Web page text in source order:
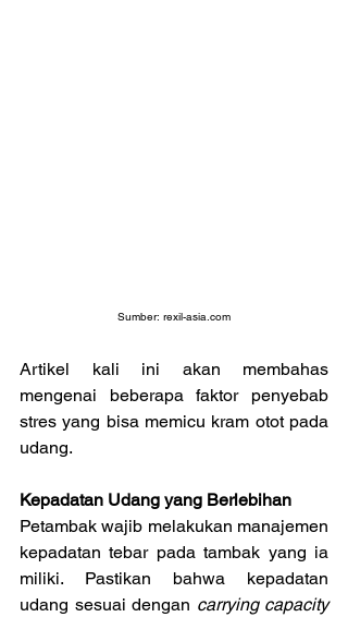
Sumber: rexil-asia.com
Artikel kali ini akan membahas
mengenai beberapa faktor penyebab
stres yang bisa memicu kram otot pada
udang.
Kepadatan Udang yang Berlebihan
Petambak wajib melakukan manajemen
kepadatan tebar pada tambak yang ia
miliki. Pastikan bahwa kepadatan
udang sesuai dengan carrying capacity